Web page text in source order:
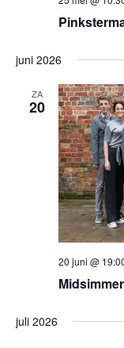
juni 2026
ZA
20
20 juni @
juli 2026